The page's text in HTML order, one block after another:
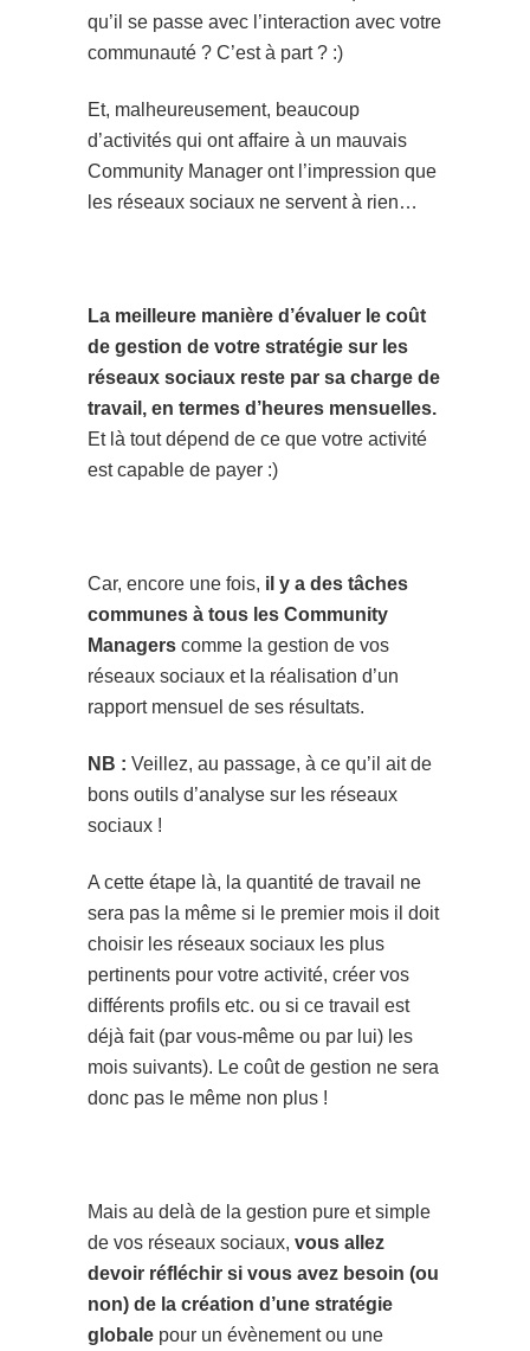
qu’il se passe avec l’interaction avec votre
communauté ? C’est à part ? :)
Et, malheureusement, beaucoup
d’activités qui ont affaire à un mauvais
Community Manager ont l’impression que
les réseaux sociaux ne servent à rien…
La meilleure manière d’évaluer le coût
de gestion de votre stratégie sur les
réseaux sociaux reste par sa charge de
travail, en termes d’heures mensuelles.
Et là tout dépend de ce que votre activité
est capable de payer :)
Car, encore une fois, il y a des tâches
communes à tous les Community
Managers comme la gestion de vos
réseaux sociaux et la réalisation d’un
rapport mensuel de ses résultats.
NB : Veillez, au passage, à ce qu’il ait de
bons outils d’analyse sur les réseaux
sociaux !
A cette étape là, la quantité de travail ne
sera pas la même si le premier mois il doit
choisir les réseaux sociaux les plus
pertinents pour votre activité, créer vos
différents profils etc. ou si ce travail est
déjà fait (par vous-même ou par lui) les
mois suivants). Le coût de gestion ne sera
donc pas le même non plus !
Mais au delà de la gestion pure et simple
de vos réseaux sociaux, vous allez
devoir réfléchir si vous avez besoin (ou
non) de la création d’une stratégie
globale pour un évènement ou une